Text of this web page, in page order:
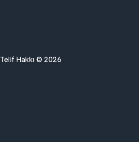
Telif Hakkı © 2026